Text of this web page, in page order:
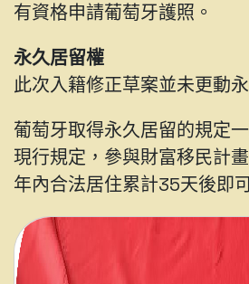
有資格申請葡萄牙護照。
永久居留權
此次入籍修正草案並未更動
葡萄牙取得永久居留的規定
現行規定，參與財富移民計
年內合法居住累計35天後即